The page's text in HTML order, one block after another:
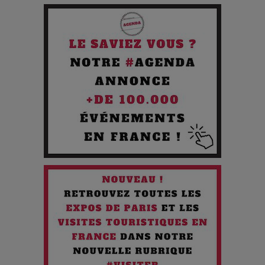
Pourquoi les Petites Entreprises Créatives Deviennent les
Cibles des Hackers
Les 3 meilleures destinations pour des vacances sportives
Quand l'Opéra Rencontre l'IA : Lola Volonakis, l'Artiste du
Paradoxe qui Chante le Futur
Chien 51 - Quand l’IA prend le pouvoir : une plongée dans un
futur troublant
Maïra Kerey, la “voix d’or du Kazakhstan”, célèbre ses 30
ans de carrière à la Salle Gaveau